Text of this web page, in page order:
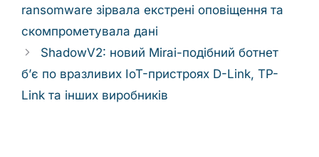
ransomware зірвала екстрені оповіщення та
скомпрометувала дані
ShadowV2: новий Mirai-подібний ботнет
б’є по вразливих IoT-пристроях D-Link, TP-
Link та інших виробників